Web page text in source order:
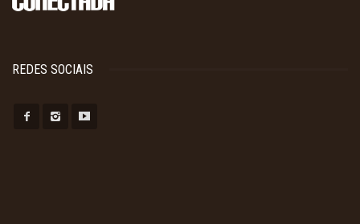
REDES SOCIAIS